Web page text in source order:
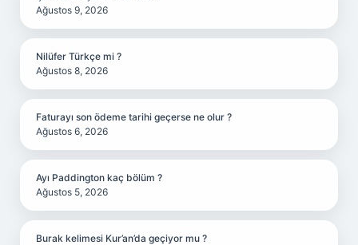
Ağustos 9, 2026
Nilüfer Türkçe mi ?
Ağustos 8, 2026
Faturayı son ödeme tarihi geçerse ne olur ?
Ağustos 6, 2026
Ayı Paddington kaç bölüm ?
Ağustos 5, 2026
Burak kelimesi Kur’an’da geçiyor mu ?